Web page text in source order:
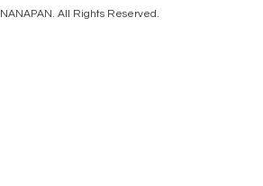
NANAPAN. All Rights Reserved.